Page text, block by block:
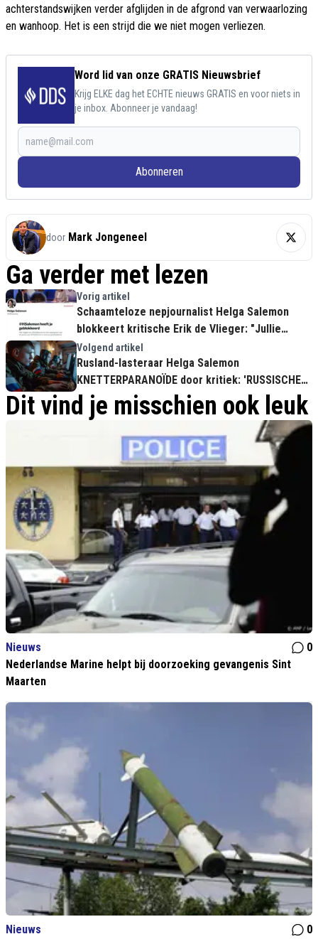
achterstandswijken verder afglijden in de afgrond van verwaarlozing
en wanhoop. Het is een strijd die we niet mogen verliezen.
Word lid van onze GRATIS Nieuwsbrief
Krijg ELKE dag het ECHTE nieuws GRATIS en voor niets in
je inbox. Abonneer je vandaag!
Abonneren
door Mark Jongeneel
Ga verder met lezen
Vorig artikel
Schaamteloze nepjournalist Helga Salemon
blokkeert kritische Erik de Vlieger: "Jullie
moeten je diep schamen!"
Volgend artikel
Rusland-lasteraar Helga Salemon
KNETTERPARANOÏDE door kritiek: 'RUSSISCHE
INMENGING!'
Dit vind je misschien ook leuk
Nieuws
0
Nederlandse Marine helpt bij doorzoeking gevangenis Sint
Maarten
Nieuws 0